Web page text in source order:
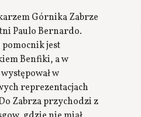
Górnika Zabrze
Paulo Bernardo.
jest
Benfiki, a w
w
reprezentacjach
Zabrza przychodzi z